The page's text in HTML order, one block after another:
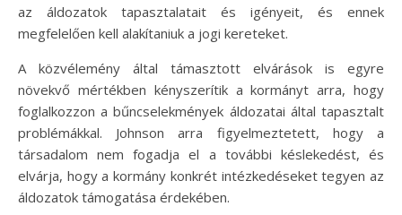
az áldozatok tapasztalatait és igényeit, és ennek
megfelelően kell alakítaniuk a jogi kereteket.
A közvélemény által támasztott elvárások is egyre
növekvő mértékben kényszerítik a kormányt arra, hogy
foglalkozzon a bűncselekmények áldozatai által tapasztalt
problémákkal. Johnson arra figyelmeztetett, hogy a
társadalom nem fogadja el a további késlekedést, és
elvárja, hogy a kormány konkrét intézkedéseket tegyen az
áldozatok támogatása érdekében.